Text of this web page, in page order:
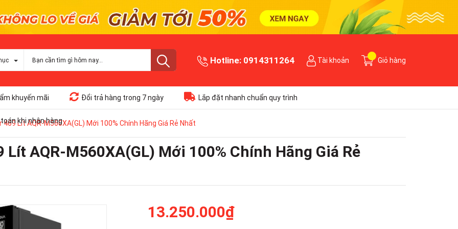
Hotline: 0914311264 Tài khoản Giỏ hàng
khuyến mãi Đổi trả hàng trong 7 ngày Lắp đặt nhanh chuẩn quy trình
khi nhận hàng
Lít AQR-M560XA(GL) Mới 100% Chính Hãng Giá Rẻ Nhất
AQR-M560XA(GL) Mới 100% Chính Hãng Giá Rẻ
13.250.000₫